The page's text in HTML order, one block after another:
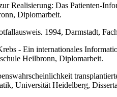
Realisierung: Das Patienten-
Diplomarbeit.
. 1994, Darmstadt,
- Ein internationales
Heilbronn, Diplomarbeit.
Universität Heidelberg,